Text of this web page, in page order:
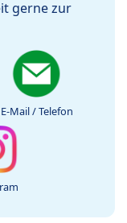
gerne zur
E-Mail / Telefon